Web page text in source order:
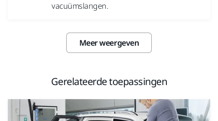
vacuümslangen.
Meer weergeven
Gerelateerde toepassingen